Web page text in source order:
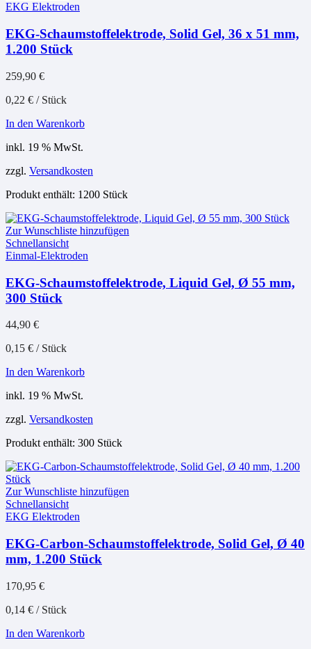
EKG Elektroden
EKG-Schaumstoffelektrode, Solid Gel, 36 x 51 mm,
1.200 Stück
259,90 €
0,22 € / Stück
In den Warenkorb
inkl. 19 % MwSt.
zzgl. Versandkosten
Produkt enthält: 1200 Stück
Zur Wunschliste hinzufügen
Schnellansicht
Einmal-Elektroden
EKG-Schaumstoffelektrode, Liquid Gel, Ø 55 mm,
300 Stück
44,90 €
0,15 € / Stück
In den Warenkorb
inkl. 19 % MwSt.
zzgl. Versandkosten
Produkt enthält: 300 Stück
Zur Wunschliste hinzufügen
Schnellansicht
EKG Elektroden
EKG-Carbon-Schaumstoffelektrode, Solid Gel, Ø 40
mm, 1.200 Stück
170,95 €
0,14 € / Stück
In den Warenkorb